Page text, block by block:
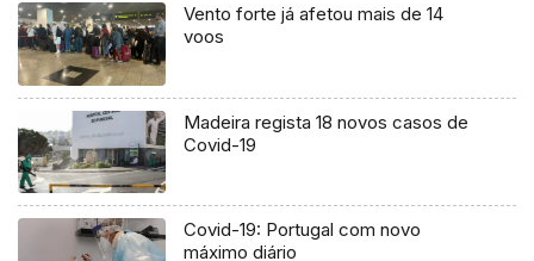
Vento forte já afetou mais de 14
voos
Madeira regista 18 novos casos de
Covid-19
Covid-19: Portugal com novo
máximo diário